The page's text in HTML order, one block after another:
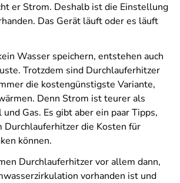
er Strom. Deshalb ist die Einstellung
Das Gerät läuft oder es läuft
Wasser speichern, entstehen auch
Trotzdem sind Durchlauferhitzer
die kostengünstigste Variante,
Denn Strom ist teurer als
Gas. Es gibt aber ein paar Tipps,
Durchlauferhitzer die Kosten für
können.
Durchlauferhitzer vor allem dann,
vorhanden ist und